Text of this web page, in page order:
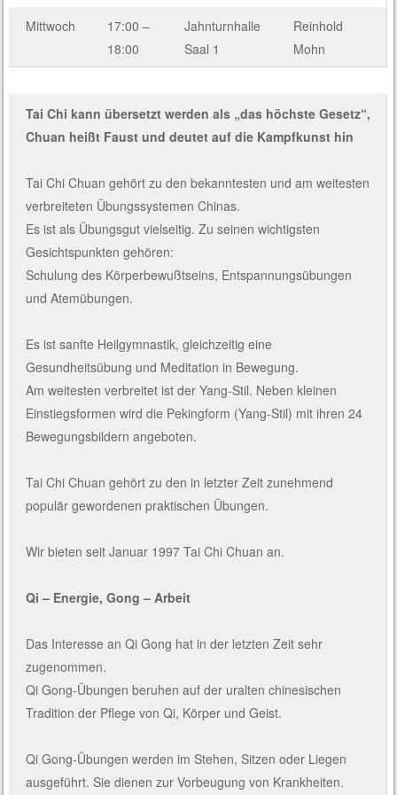
Mittwoch
17:00 –
18:00
Jahnturnhalle
Saal 1
Reinhold
Mohn
Tai Chi kann übersetzt werden als „das höchste Gesetz“,
Chuan heißt Faust und deutet auf die Kampfkunst hin
Tai Chi Chuan gehört zu den bekanntesten und am weitesten
verbreiteten Übungssystemen Chinas.
Es ist als Übungsgut vielseitig. Zu seinen wichtigsten
Gesichtspunkten gehören:
Schulung des Körperbewußtseins, Entspannungsübungen
und Atemübungen.
Es ist sanfte Heilgymnastik, gleichzeitig eine
Gesundheitsübung und Meditation in Bewegung.
Am weitesten verbreitet ist der Yang-Stil. Neben kleinen
Einstiegsformen wird die Pekingform (Yang-Stil) mit ihren 24
Bewegungsbildern angeboten.
Tai Chi Chuan gehört zu den in letzter Zeit zunehmend
populär gewordenen praktischen Übungen.
Wir bieten seit Januar 1997 Tai Chi Chuan an.
Qi – Energie, Gong – Arbeit
Das Interesse an Qi Gong hat in der letzten Zeit sehr
zugenommen.
Qi Gong-Übungen beruhen auf der uralten chinesischen
Tradition der Pflege von Qi, Körper und Geist.
Qi Gong-Übungen werden im Stehen, Sitzen oder Liegen
ausgeführt. Sie dienen zur Vorbeugung von Krankheiten.